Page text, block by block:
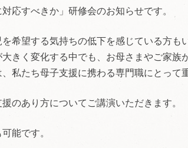
応すべきか」研修会のお知らせです。
希望する気持ちの低下を感じている方も
きく変化する中でも、お母さまやご家族
私たち母子支援に携わる専門職にとって
のあり方についてご講演いただきます。
能です。